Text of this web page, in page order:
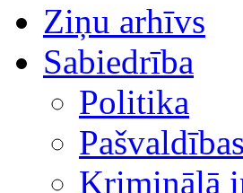
Ziņu arhīvs
Sabiedrība
Politika
Pašvaldības
Kriminālā